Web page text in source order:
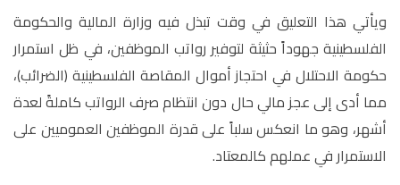
ويأتي هذا التعليق في وقت تبذل فيه وزارة المالية والحكومة
الفلسطينية جهوداً حثيثة لتوفير رواتب الموظفين، في ظل استمرار
حكومة الاحتلال في احتجاز أموال المقاصة الفلسطينية (الضرائب)،
مما أدى إلى عجز مالي حال دون انتظام صرف الرواتب كاملةً لعدة
أشهر، وهو ما انعكس سلباً على قدرة الموظفين العموميين على
الاستمرار في عملهم كالمعتاد.